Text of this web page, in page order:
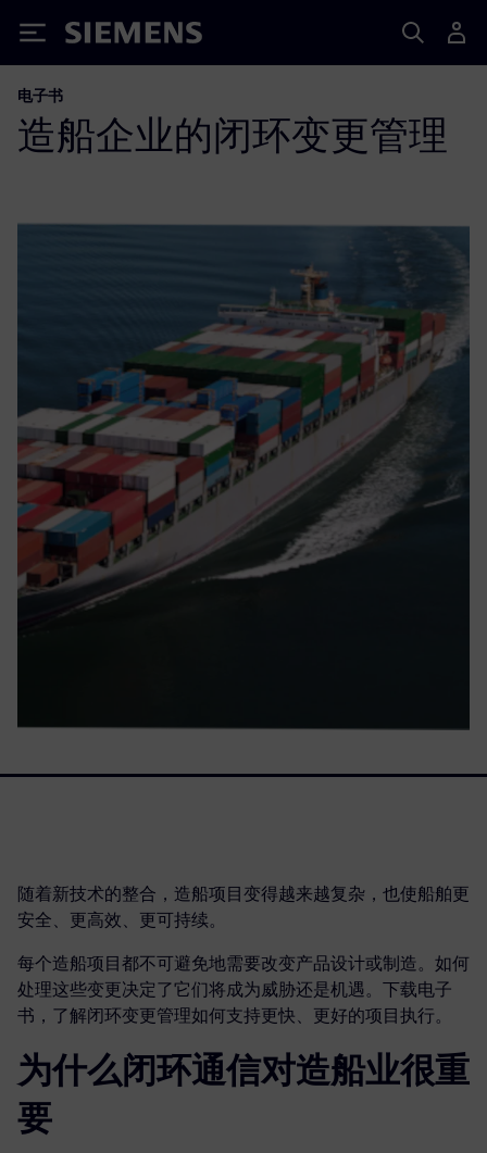
Siemens
电子书
造船企业的闭环变更管理
随着新技术的整合，造船项目变得越来越复杂，也使船舶更
安全、更高效、更可持续。
每个造船项目都不可避免地需要改变产品设计或制造。如何
处理这些变更决定了它们将成为威胁还是机遇。下载电子
书，了解闭环变更管理如何支持更快、更好的项目执行。
为什么闭环通信对造船业很重
要